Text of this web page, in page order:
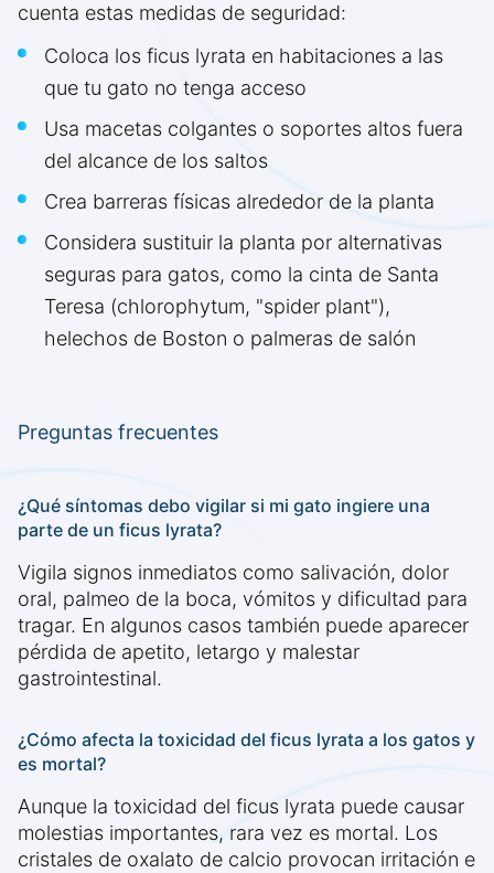
cuenta estas medidas de seguridad:
Coloca los ficus lyrata en habitaciones a las
que tu gato no tenga acceso
Usa macetas colgantes o soportes altos fuera
del alcance de los saltos
Crea barreras físicas alrededor de la planta
Considera sustituir la planta por alternativas
seguras para gatos, como la cinta de Santa
Teresa (chlorophytum, "spider plant"),
helechos de Boston o palmeras de salón
Preguntas frecuentes
¿Qué síntomas debo vigilar si mi gato ingiere una
parte de un ficus lyrata?
Vigila signos inmediatos como salivación, dolor
oral, palmeo de la boca, vómitos y dificultad para
tragar. En algunos casos también puede aparecer
pérdida de apetito, letargo y malestar
gastrointestinal.
¿Cómo afecta la toxicidad del ficus lyrata a los gatos y
es mortal?
Aunque la toxicidad del ficus lyrata puede causar
molestias importantes, rara vez es mortal. Los
cristales de oxalato de calcio provocan irritación e